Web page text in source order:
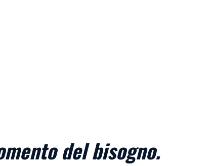
del bisogno.